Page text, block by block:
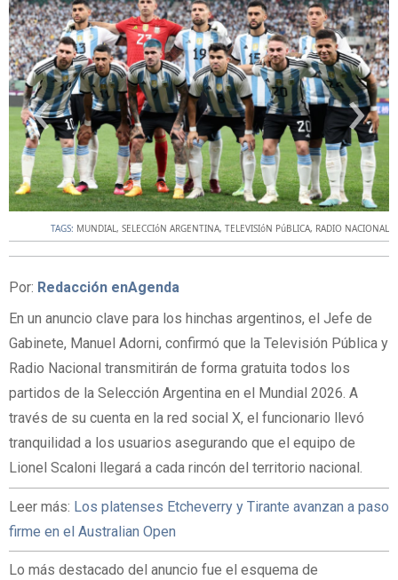
‹ ›
TAGS: MUNDIAL, SELECCIóN ARGENTINA, TELEVISIóN PúBLICA, RADIO NACIONAL
Por: Redacción enAgenda
En un anuncio clave para los hinchas argentinos, el Jefe de
Gabinete, Manuel Adorni, confirmó que la Televisión Pública y
Radio Nacional transmitirán de forma gratuita todos los
partidos de la Selección Argentina en el Mundial 2026. A
través de su cuenta en la red social X, el funcionario llevó
tranquilidad a los usuarios asegurando que el equipo de
Lionel Scaloni llegará a cada rincón del territorio nacional.
Leer más: Los platenses Etcheverry y Tirante avanzan a paso
firme en el Australian Open
Lo más destacado del anuncio fue el esquema de